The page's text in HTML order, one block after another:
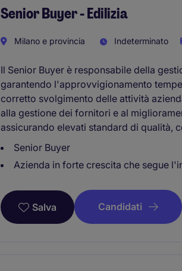
Senior Buyer - Edilizia
Milano e provincia Indeterminato
Il Senior Buyer è responsabile della
garantendo l'approvvigionamento
corretto svolgimento delle attività
alla gestione dei fornitori e al
assicurando elevati standard di qualità,
Senior Buyer
Azienda in forte crescita che segue
Salva Candidati